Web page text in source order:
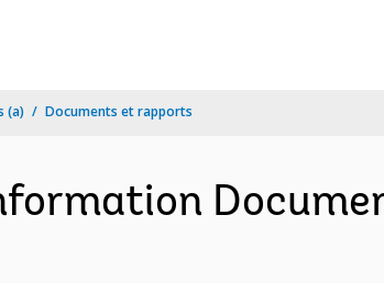
(a) Documents et rapports